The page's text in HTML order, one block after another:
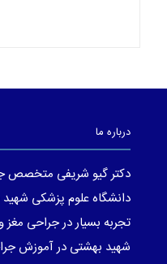
درباره ما
دکتر گیو شریفی متخصص
دانشگاه علوم پزشکی
تجربه بسیار در جراحی مغز
شهید بهشتی در آموزش